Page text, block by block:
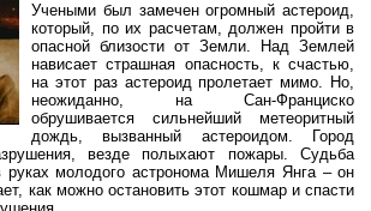
Учеными был замечен огромный астероид,
который, по их расчетам, должен пройти в
опасной близости от Земли. Над Землей
нависает страшная опасность, к счастью,
на этот раз астероид пролетает мимо. Но,
неожиданно, на Сан-Франциско
обрушивается сильнейший метеоритный
дождь, вызванный астероидом. Город
везде полыхают пожары. Судьба
руках молодого астронома Мишеля Янга – он
как можно остановить этот кошмар и спасти